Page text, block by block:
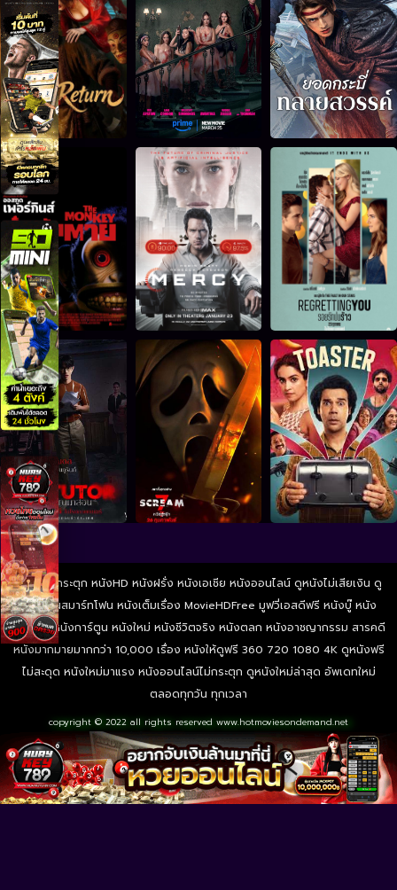
ดูหนังไม่กระตุก หนังHD หนังฝรั่ง หนังเอเชีย หนังออนไลน์ ดูหนังไม่เสียเงิน ดู
หนังผ่านสมาร์ทโฟน หนังเต็มเรื่อง MovieHDFree มูฟวี่เอสดีฟรี หนังบู๊ หนัง
ผจญภัย หนังการ์ตูน หนังใหม่ หนังชีวิตจริง หนังตลก หนังอาชญากรรม สารคดี
หนังมากมายมากกว่า 10,000 เรื่อง หนังให้ดูฟรี 360 720 1080 4K ดูหนังฟรี
ไม่สะดุด หนังใหม่มาแรง หนังออนไลน์ไม่กระตุก ดูหนังใหม่ล่าสุด อัพเดทใหม่
ตลอดทุกวัน ทุกเวลา
copyright © 2022 all rights reserved www.hotmoviesondemand.net